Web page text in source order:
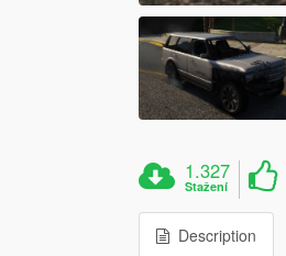
1.327
Stažení
Description